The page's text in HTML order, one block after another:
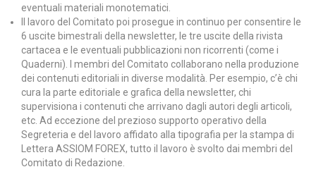
eventuali materiali monotematici.
Il lavoro del Comitato poi prosegue in continuo per consentire le
6 uscite bimestrali della newsletter, le tre uscite della rivista
cartacea e le eventuali pubblicazioni non ricorrenti (come i
Quaderni). I membri del Comitato collaborano nella produzione
dei contenuti editoriali in diverse modalità. Per esempio, c’è chi
cura la parte editoriale e grafica della newsletter, chi
supervisiona i contenuti che arrivano dagli autori degli articoli,
etc. Ad eccezione del prezioso supporto operativo della
Segreteria e del lavoro affidato alla tipografia per la stampa di
Lettera ASSIOM FOREX, tutto il lavoro è svolto dai membri del
Comitato di Redazione.